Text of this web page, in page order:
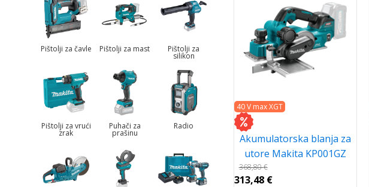
Pištolji za čavle Pištolji za mast Pištolji za
silikon
Pištolji za vrući
zrak
Puhači za
prašinu
Radio
40 V max XGT
Akumulatorska blanja za
utore Makita KP001GZ
368,80€
313,48 €